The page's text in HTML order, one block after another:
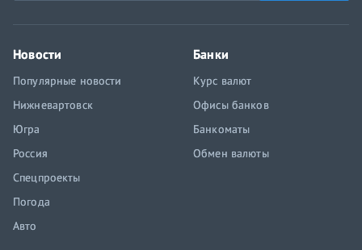
Новости
Популярные новости
Нижневартовск
Югра
Россия
Спецпроекты
Погода
Авто
Банки
Курс валют
Офисы банков
Банкоматы
Обмен валюты